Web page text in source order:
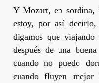
Y Mozart, en sordina,
estoy, por así
digamos que
después de una
cuando no puedo
cuando fluyen